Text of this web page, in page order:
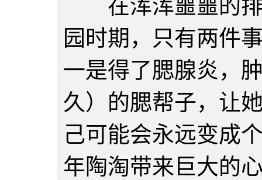
在浑浑噩噩的排
园时期，只有两件
一是得了腮腺炎，
久）的腮帮子，让
己可能会永远变成
年陶淘带来巨大的